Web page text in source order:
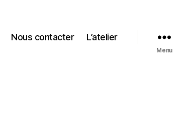
Nous contacter L’atelier
Menu